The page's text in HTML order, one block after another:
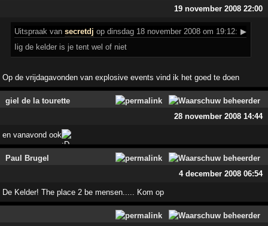
19 november 2008 22:00
Uitspraak vansecretdj op dinsdag 18 november 2008 om 19:12: ▶
Iig de kelder is je tent wel of niet
Op de vrijdagavonden van explosive events vind ik het goed te doen
giel de la tourette
28 november 2008 14:44
en vanavond ook
Paul Brugel
4 december 2008 06:54
De Kelder! The place 2 be mensen..... Kom op